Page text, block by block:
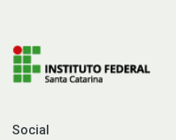
Social